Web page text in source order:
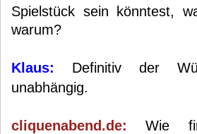
Spielstück sein könntest,
warum?
Klaus: Definitiv der
unabhängig.
cliquenabend.de:Wie